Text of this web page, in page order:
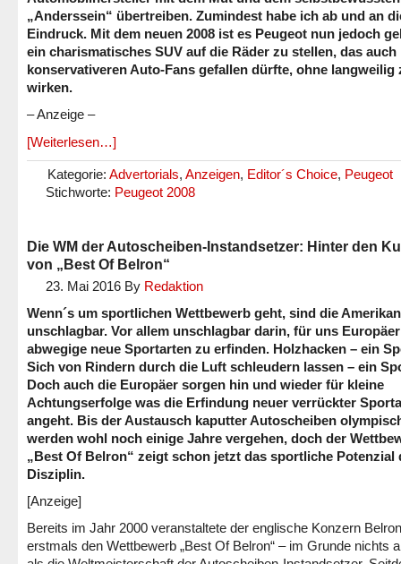
„Anderssein“ übertreiben. Zumindest habe ich ab und an
Eindruck. Mit dem neuen 2008 ist es Peugeot nun jedoch
ein charismatisches SUV auf die Räder zu stellen, das auch
konservativeren Auto-Fans gefallen dürfte, ohne langweilig
wirken.
– Anzeige –
[Weiterlesen…]
Kategorie: Advertorials, Anzeigen, Editor´s Choice, Peugeot
Stichworte: Peugeot 2008
Die WM der Autoscheiben-Instandsetzer: Hinter den
von „Best Of Belron“
23. Mai 2016 By Redaktion
Wenn´s um sportlichen Wettbewerb geht, sind die
unschlagbar. Vor allem unschlagbar darin, für uns
abwegige neue Sportarten zu erfinden. Holzhacken – ein
Sich von Rindern durch die Luft schleudern lassen – ein
Doch auch die Europäer sorgen hin und wieder für kleine
Achtungserfolge was die Erfindung neuer verrückter
angeht. Bis der Austausch kaputter Autoscheiben
werden wohl noch einige Jahre vergehen, doch der
„Best Of Belron“ zeigt schon jetzt das sportliche Potenzial
Disziplin.
[Anzeige]
Bereits im Jahr 2000 veranstaltete der englische Konzern Belron
erstmals den Wettbewerb „Best Of Belron“ – im Grunde nichts